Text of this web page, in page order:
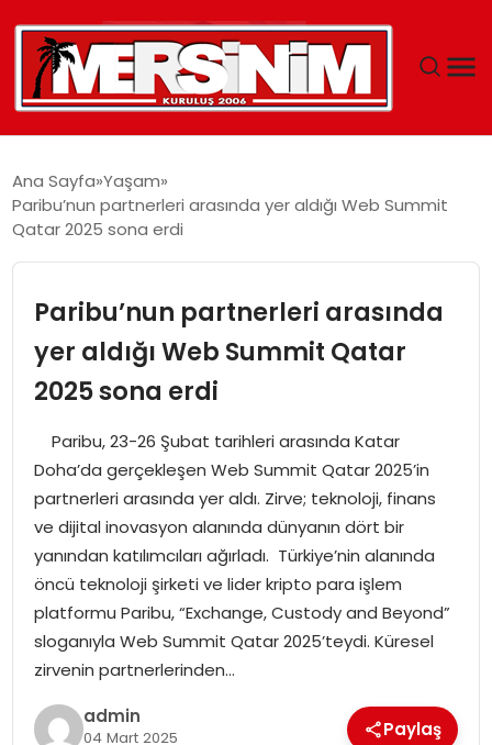
YAŞAM
EĞITIM
SPOR
EKONOMI
MAGAZIN
DÜNYA
OTOMOBIL
Ana Sayfa Yaşam
Paribu’nun partnerleri arasında yer aldığı Web Summit
Qatar 2025 sona erdi
Paribu’nun partnerleri arasında
yer aldığı Web Summit Qatar
2025 sona erdi
Paribu, 23-26 Şubat tarihleri arasında Katar
Doha’da gerçekleşen Web Summit Qatar 2025’in
partnerleri arasında yer aldı. Zirve; teknoloji, finans
ve dijital inovasyon alanında dünyanın dört bir
yanından katılımcıları ağırladı. Türkiye’nin alanında
öncü teknoloji şirketi ve lider kripto para işlem
platformu Paribu, “Exchange, Custody and Beyond”
sloganıyla Web Summit Qatar 2025’teydi. Küresel
zirvenin partnerlerinden…
admin
04 Mart 2025 Paylaş